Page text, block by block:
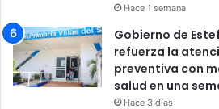
Hace 1 semana
Gobierno de
refuerza la
preventiva con
salud en una
Hace 3 días